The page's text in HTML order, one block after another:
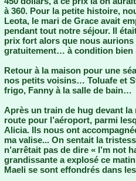
à 360. Pour la petite histoire,
Leota, le mari de Grace avait
pendant tout notre séjour. Il
prix fort alors que nous
gratuitement… à condition bien
Retour à la maison pour une
nos petits voisins… Toluafe et
frigo, Fanny à la salle de bain…
Après un train de hug devant la
route pour l’aéroport, parmi
Alicia. Ils nous ont
ma valise... On sentait la
n’arrêtait pas de dire « I’m not
grandissante a explosé ce
Maeli se sont effondrés dans